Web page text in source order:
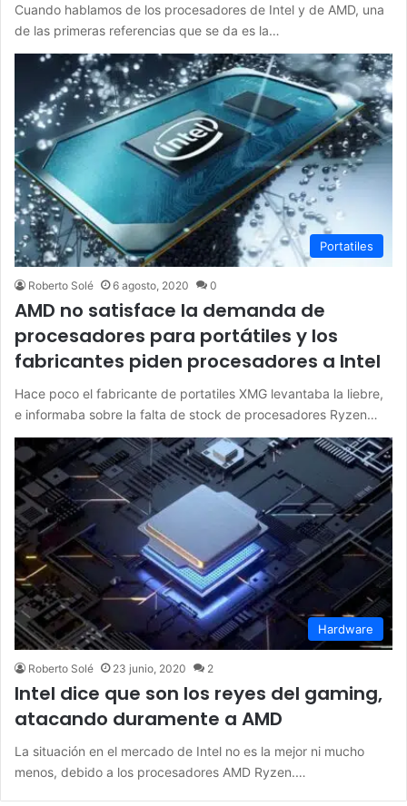
Cuando hablamos de los procesadores de Intel y de AMD, una
de las primeras referencias que se da es la…
Portatiles
Roberto Solé 6 agosto, 2020 0
AMD no satisface la demanda de
procesadores para portátiles y los
fabricantes piden procesadores a Intel
Hace poco el fabricante de portatiles XMG levantaba la liebre,
e informaba sobre la falta de stock de procesadores Ryzen…
Hardware
Roberto Solé 23 junio, 2020 2
Intel dice que son los reyes del gaming,
atacando duramente a AMD
La situación en el mercado de Intel no es la mejor ni mucho
menos, debido a los procesadores AMD Ryzen.…